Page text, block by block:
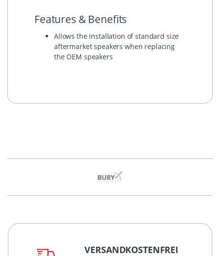
Features & Benefits
Allows the installation of standard size
aftermarket speakers when replacing
the OEM speakers
VERSANDKOSTENFREI